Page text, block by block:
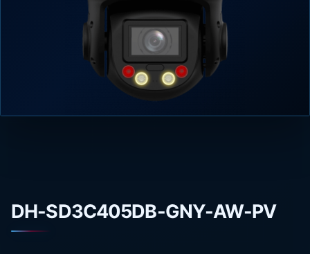
DH-SD3C405DB-GNY-AW-PV